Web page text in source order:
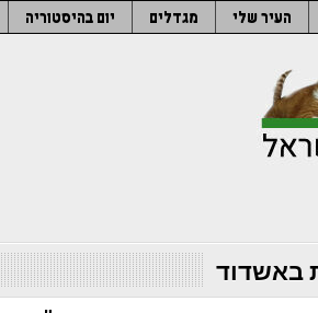
העיר שלי מגדלים יום בהיסטוריה
באשדוד